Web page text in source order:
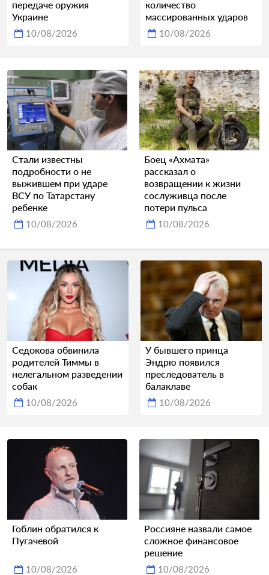
передаче оружия
Украине
10/08/2026
количество
массированных ударов
10/08/2026
Стали известны
подробности о не
выжившем при ударе
ВСУ по Татарстану
ребенке
10/08/2026
Боец «Ахмата»
рассказал о
возвращении к жизни
сослуживца после
потери пульса
10/08/2026
Седокова обвинила
родителей Тиммы в
нелегальном разведении
собак
10/08/2026
У бывшего принца
Эндрю появился
преследователь в
балаклаве
10/08/2026
Гоблин обратился к
Пугачевой
10/08/2026
Россияне назвали самое
сложное финансовое
решение
10/08/2026